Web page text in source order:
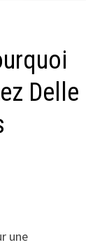
Delle
une